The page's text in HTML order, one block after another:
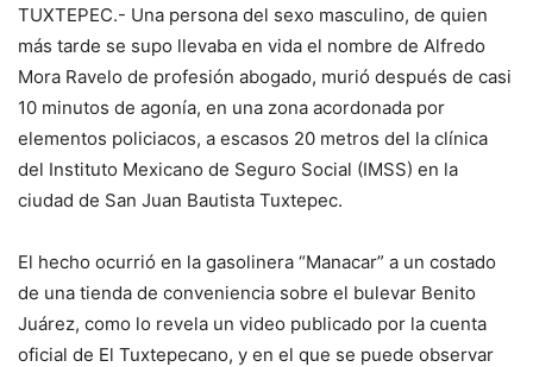
TUXTEPEC.- Una persona del sexo masculino, de quien
más tarde se supo llevaba en vida el nombre de Alfredo
Mora Ravelo de profesión abogado, murió después de casi
10 minutos de agonía, en una zona acordonada por
elementos policiacos, a escasos 20 metros del la clínica
del Instituto Mexicano de Seguro Social (IMSS) en la
ciudad de San Juan Bautista Tuxtepec.
El hecho ocurrió en la gasolinera “Manacar” a un costado
de una tienda de conveniencia sobre el bulevar Benito
Juárez, como lo revela un video publicado por la cuenta
oficial de El Tuxtepecano, y en el que se puede observar